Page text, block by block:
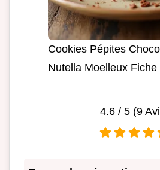
Cookies Pépites
Nutella Moelleux Fiche
4.6/ 5 (9